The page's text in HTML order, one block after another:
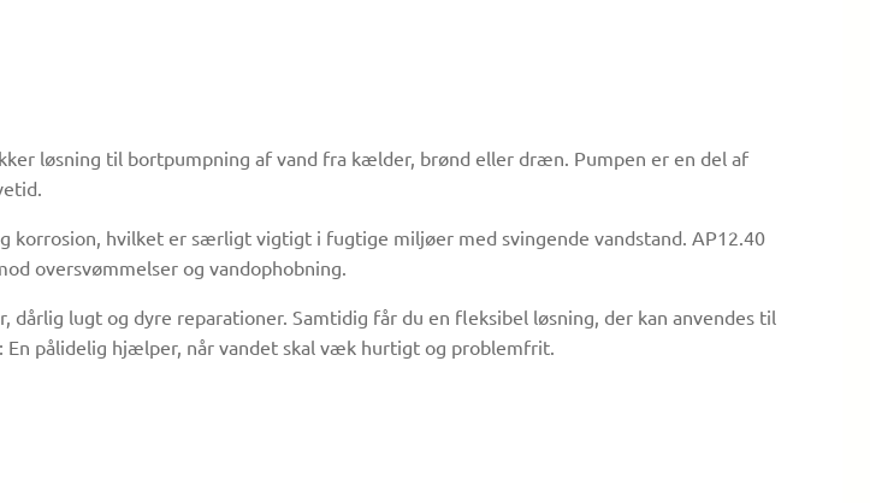
løsning til bortpumpning af vand fra kælder, brønd eller dræn. Pumpen er en del af
korrosion, hvilket er særligt vigtigt i fugtige miljøer med svingende vandstand. AP12.40
oversvømmelser og vandophobning.
lugt og dyre reparationer. Samtidig får du en fleksibel løsning, der kan anvendes til
pålidelig hjælper, når vandet skal væk hurtigt og problemfrit.